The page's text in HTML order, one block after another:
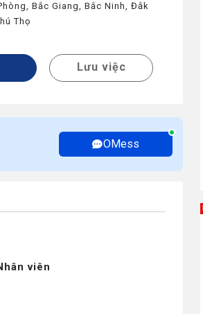
, Bắc Giang, Bắc Ninh, Đắk
Thọ
Lưu việc
OMess
viên